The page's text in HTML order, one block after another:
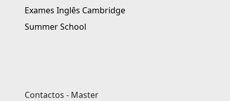
Exames Inglês Cambridge
Summer School
Contactos - Master